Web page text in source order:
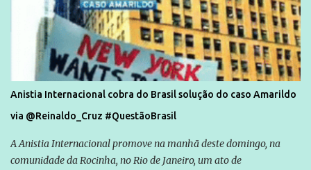
Anistia Internacional cobra do Brasil solução do caso Amarildo
via @Reinaldo_Cruz #QuestãoBrasil
A Anistia Internacional promove na manhã deste domingo, na
comunidade da Rocinha, no Rio de Janeiro, um ato de